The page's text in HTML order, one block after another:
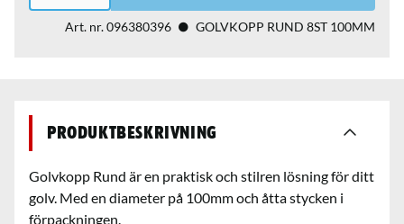
Art. nr.096380396 GOLVKOPP RUND 8ST 100MM
Produktbeskrivning
Golvkopp Rund är en praktisk och stilren lösning för ditt
golv. Med en diameter på 100mm och åtta stycken i
förpackningen.